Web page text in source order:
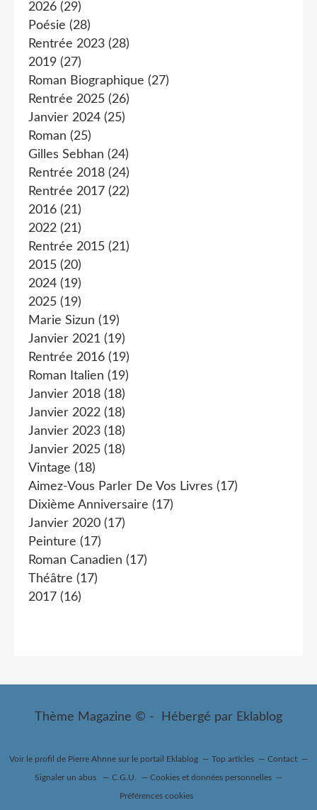
2026 (29)
Poésie (28)
Rentrée 2023 (28)
2019 (27)
Roman Biographique (27)
Rentrée 2025 (26)
Janvier 2024 (25)
Roman (25)
Gilles Sebhan (24)
Rentrée 2018 (24)
Rentrée 2017 (22)
2016 (21)
2022 (21)
Rentrée 2015 (21)
2015 (20)
2024 (19)
2025 (19)
Marie Sizun (19)
Janvier 2021 (19)
Rentrée 2016 (19)
Roman Italien (19)
Janvier 2018 (18)
Janvier 2022 (18)
Janvier 2023 (18)
Janvier 2025 (18)
Vintage (18)
Aimez-Vous Parler De Vos Livres (17)
Dixième Anniversaire (17)
Janvier 2020 (17)
Peinture (17)
Roman Canadien (17)
Théâtre (17)
2017 (16)
Thème Magazine © - Hébergé par Eklablog
Voir le profil de Pierre Ahnnesur le portail Eklablog Top articles Contact
Signaler un abus C.G.U. Cookies et données personnelles
Préférences cookies